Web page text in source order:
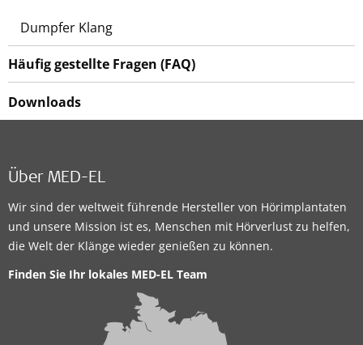
Dumpfer Klang
Häufig gestellte Fragen (FAQ)
Downloads
Über MED-EL
Wir sind der weltweit führende Hersteller von Hörimplantaten
und unsere Mission ist es, Menschen mit Hörverlust zu helfen,
die Welt der Klänge wieder genießen zu können.
Finden Sie Ihr lokales MED-EL Team